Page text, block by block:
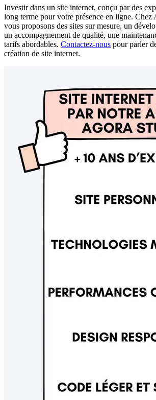
Investir dans un site internet, conçu par des
long terme pour votre présence en ligne. Chez
vous proposons des sites sur mesure, un
un accompagnement de qualité, une
tarifs abordables. Contactez-nous pour parler
création de site internet.